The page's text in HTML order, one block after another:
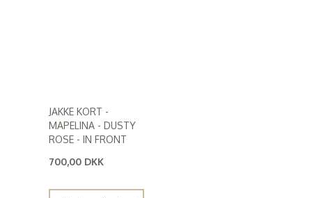
JAKKE KORT -
MAPELINA - DUSTY
ROSE - IN FRONT
700,00 DKK